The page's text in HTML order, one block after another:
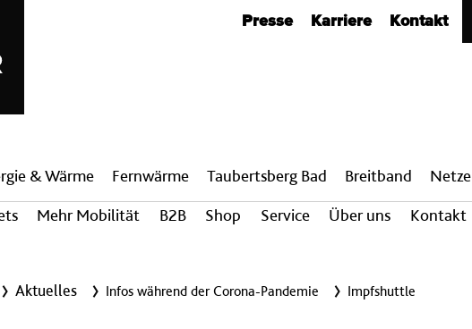
Presse Karriere Kontakt
Mehr Mobilität B2B Shop Service Über uns Kontakt
& Wärme Fern­wärme Taubertsberg Bad Breit­band Netze
Aktuelles Infos während der Corona-Pandemie Impfshuttle